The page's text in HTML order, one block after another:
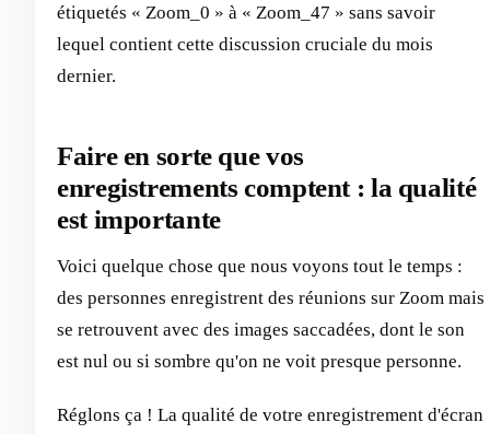
étiquetés « Zoom_0 » à « Zoom_47 » sans savoir
lequel contient cette discussion cruciale du mois
dernier.
Faire en sorte que vos
enregistrements comptent : la qualité
est importante
Voici quelque chose que nous voyons tout le temps :
des personnes enregistrent des réunions sur Zoom mais
se retrouvent avec des images saccadées, dont le son
est nul ou si sombre qu'on ne voit presque personne.
Réglons ça ! La qualité de votre enregistrement d'écran